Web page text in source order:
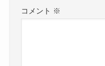
コメント ※